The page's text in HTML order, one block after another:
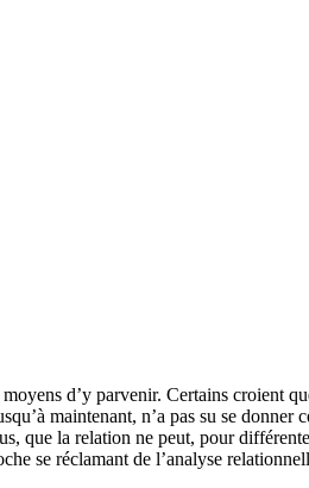
d’y parvenir. Certains croient
maintenant, n’a pas su se
que la relation ne peut, pour
se réclamant de l’analyse